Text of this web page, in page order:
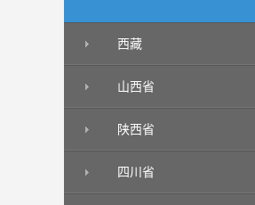
西藏
山西省
陕西省
四川省